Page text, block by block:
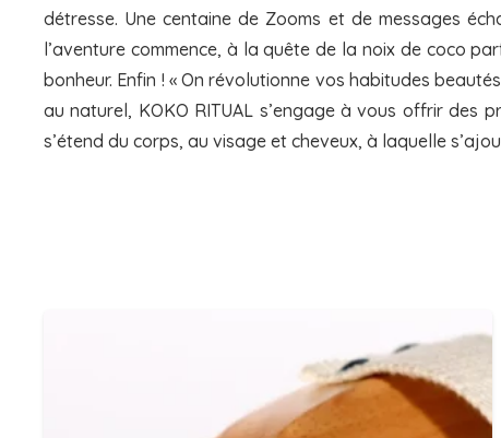
détresse. Une centaine de Zooms et de messages
l’aventure commence, à la quête de la noix de coco
bonheur. Enfin ! « On révolutionne vos habitudes
au naturel, KOKO RITUAL s’engage à vous offrir des
s’étend du corps, au visage et cheveux, à laquelle